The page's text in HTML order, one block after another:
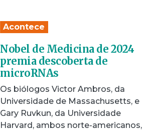
Acontece
Nobel de Medicina de 2024
premia descoberta de
microRNAs
Os biólogos Victor Ambros, da
Universidade de Massachusetts, e
Gary Ruvkun, da Universidade
Harvard, ambos norte-americanos,